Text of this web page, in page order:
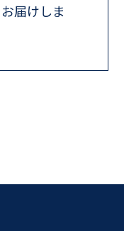
届けしま